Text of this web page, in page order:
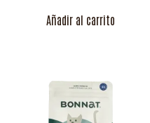
Añadir al carrito